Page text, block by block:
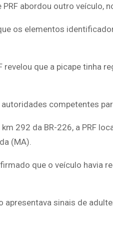
abordou outro veículo,
os elementos
que a picape tinha
competentes
292 da BR-226, a PRF
(MA).
que o veículo havia
sinais de